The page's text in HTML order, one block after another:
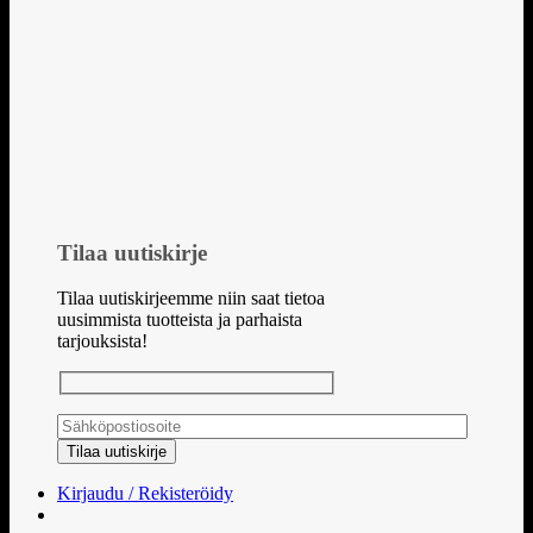
Tilaa uutiskirje
Tilaa uutiskirjeemme niin saat tietoa
uusimmista tuotteista ja parhaista
tarjouksista!
Kirjaudu / Rekisteröidy